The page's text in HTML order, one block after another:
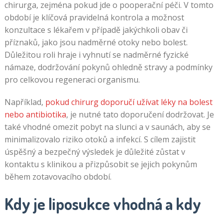
chirurga, zejména pokud jde o pooperační péči. V tomto
období je klíčová pravidelná kontrola a možnost
konzultace s lékařem v případě jakýchkoli obav či
příznaků, jako jsou nadměrné otoky nebo bolest.
Důležitou roli hraje i vyhnutí se nadměrné fyzické
námaze, dodržování pokynů ohledně stravy a podmínky
pro celkovou regeneraci organismu.
Například, pokud chirurg doporučí užívat léky na bolest
nebo antibiotika, je nutné tato doporučení dodržovat. Je
také vhodné omezit pobyt na slunci a v saunách, aby se
minimalizovalo riziko otoků a infekcí. S cílem zajistit
úspěšný a bezpečný výsledek je důležité zůstat v
kontaktu s klinikou a přizpůsobit se jejich pokynům
během zotavovacího období.
Kdy je liposukce vhodná a kdy